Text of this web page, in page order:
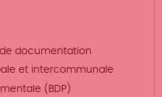
documentation
et intercommunale
(BDP)